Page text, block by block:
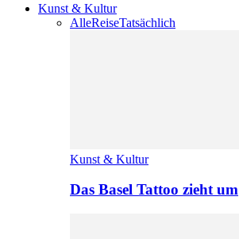
Kunst & Kultur
AlleReiseTatsächlich
Kunst & Kultur
Das Basel Tattoo zieht um